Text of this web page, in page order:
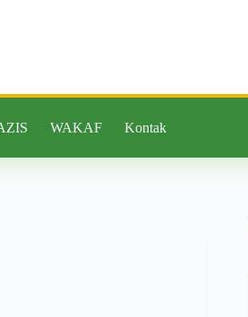
WAKAF Kontak